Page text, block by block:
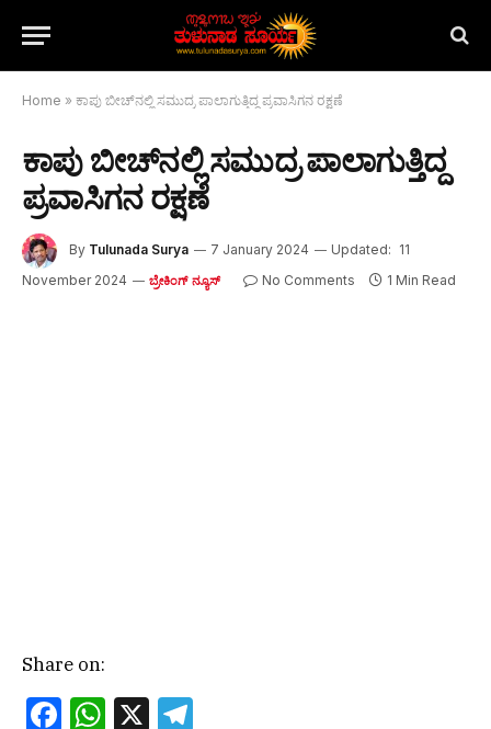
Home » ಕಾಪು ಬೀಚ್‌ನಲ್ಲಿ ಸಮುದ್ರ ಪಾಲಾಗುತ್ತಿದ್ದ ಪ್ರವಾಸಿಗನ ರಕ್ಷಣೆ
ಕಾಪು ಬೀಚ್‌ನಲ್ಲಿ ಸಮುದ್ರ ಪಾಲಾಗುತ್ತಿದ್ದ
ಪ್ರವಾಸಿಗನ ರಕ್ಷಣೆ
By Tulunada Surya 7 January 2024 Updated: 11
November 2024
ಬ್ರೇಕಿಂಗ್ ನ್ಯೂಸ್ No Comments 1 Min Read
Share on:
Facebook
WhatsApp
X